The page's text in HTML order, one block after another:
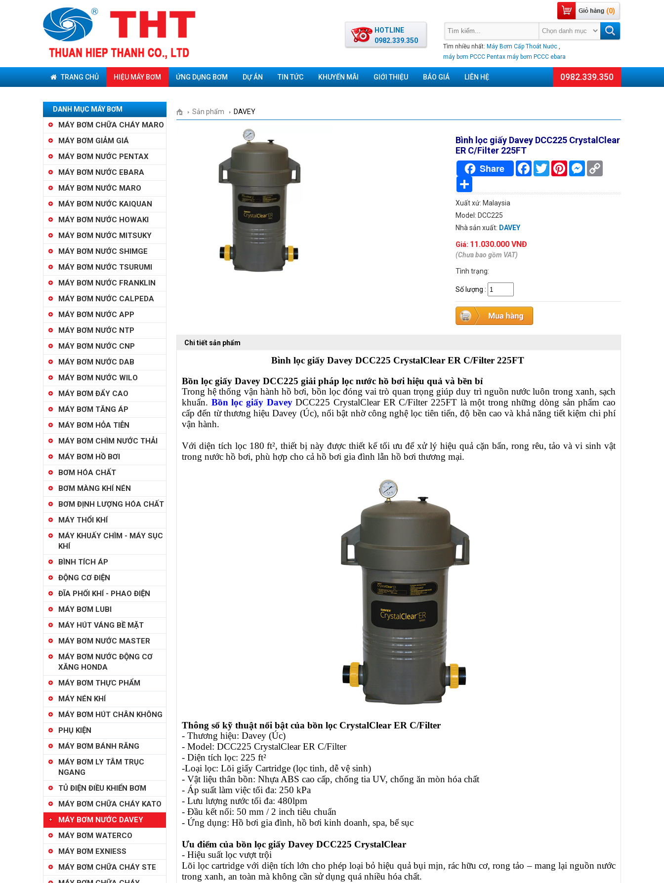
(0)
Tìm nhiều nhất: Máy Bơm Cấp Thoát Nước ,
máy bơm PCCC Pentax máy bơm PCCC ebara
HOTLINE
0982.339.350
TRANG CHỦ HIỆU MÁY BƠM ỨNG DỤNG BƠM DỰ ÁN TIN TỨC KHUYẾN MÃI GIỚI THIỆU BÁO GIÁ LIÊN HỆ 0982.339.350
DANH MỤC MÁY BƠM
MÁY BƠM CHỮA CHÁY MARO
MÁY BƠM GIẢM GIÁ
MÁY BƠM NƯỚC PENTAX
MÁY BƠM NƯỚC EBARA
MÁY BƠM NƯỚC MARO
MÁY BƠM NƯỚC KAIQUAN
MÁY BƠM NƯỚC HOWAKI
MÁY BƠM NƯỚC MITSUKY
MÁY BƠM NƯỚC SHIMGE
MÁY BƠM NƯỚC TSURUMI
MÁY BƠM NƯỚC FRANKLIN
MÁY BƠM NƯỚC CALPEDA
MÁY BƠM NƯỚC APP
MÁY BƠM NƯỚC NTP
MÁY BƠM NƯỚC CNP
MÁY BƠM NƯỚC DAB
MÁY BƠM NƯỚC WILO
MÁY BƠM ĐẨY CAO
MÁY BƠM TĂNG ÁP
MÁY BƠM HỎA TIỄN
MÁY BƠM CHÌM NƯỚC THẢI
MÁY BƠM HỒ BƠI
BƠM HÓA CHẤT
BƠM MÀNG KHÍ NÉN
BƠM ĐỊNH LƯỢNG HÓA CHẤT
MÁY THỔI KHÍ
MÁY KHUẤY CHÌM - MÁY SỤC
KHÍ
BÌNH TÍCH ÁP
ĐỘNG CƠ ĐIỆN
ĐĨA PHỐI KHÍ - PHAO ĐIỆN
MÁY BƠM LUBI
MÁY HÚT VÁNG BỀ MẶT
MÁY BƠM NƯỚC MASTER
MÁY BƠM NƯỚC ĐỘNG CƠ
XĂNG HONDA
MÁY BƠM THỰC PHẨM
MÁY NÉN KHÍ
MÁY BƠM HÚT CHÂN KHÔNG
PHỤ KIỆN
MÁY BƠM BÁNH RĂNG
MÁY BƠM LY TÂM TRỤC
NGANG
TỦ ĐIỆN ĐIỀU KHIỂN BƠM
MÁY BƠM CHỮA CHÁY KATO
MÁY BƠM NƯỚC DAVEY
MÁY BƠM WATERCO
MÁY BƠM EXNIESS
MÁY BƠM CHỮA CHÁY STE
Sản phẩm DAVEY
Bình lọc giấy Davey DCC225 CrystalClear
ER C/Filter 225FT
Share FacebookTwitterPinterestMessenger
Xuất xứ: Malaysia
Model: DCC225
Nhà sản xuất: DAVEY
Giá: 11.030.000 VNĐ
(Chưa bao gồm VAT)
Tình trạng:
Số lượng :
Chi tiết sản phẩm
Bình lọc giấy Davey DCC225 CrystalClear ER C/Filter 225FT
Bồn lọc giấy Davey DCC225 giải pháp lọc nước hồ bơi hiệu quả và bền bỉ
Trong hệ thống vận hành hồ bơi, bồn lọc đóng vai trò quan trọng giúp duy trì nguồn nước luôn trong xanh, sạch
khuẩn. Bồn lọc giấy Davey DCC225 CrystalClear ER C/Filter 225FT là một trong những dòng sản phẩm cao
cấp đến từ thương hiệu Davey (Úc), nổi bật nhờ công nghệ lọc tiên tiến, độ bền cao và khả năng tiết kiệm chi phí
vận hành.
Với diện tích lọc 180 ft², thiết bị này được thiết kế tối ưu để xử lý hiệu quả cặn bẩn, rong rêu, tảo và vi sinh vật
trong nước hồ bơi, phù hợp cho cả hồ bơi gia đình lẫn hồ bơi thương mại.
Thông số kỹ thuật nổi bật của bồn lọc CrystalClear ER C/Filter
- Thương hiệu: Davey (Úc)
- Model: DCC225 CrystalClear ER C/Filter
- Diện tích lọc: 225 ft²
-Loại lọc: Lõi giấy Cartridge (lọc tinh, dễ vệ sinh)
- Vật liệu thân bồn: Nhựa ABS cao cấp, chống tia UV, chống ăn mòn hóa chất
- Áp suất làm việc tối đa: 250 kPa
- Lưu lượng nước tối đa: 480lpm
- Đầu kết nối: 50 mm / 2 inch tiêu chuẩn
- Ứng dụng: Hồ bơi gia đình, hồ bơi kinh doanh, spa, bể sục
Ưu điểm của bồn lọc giấy Davey DCC225 CrystalClear
- Hiệu suất lọc vượt trội
Lõi lọc cartridge với diện tích lớn cho phép loại bỏ hiệu quả bụi mịn, rác hữu cơ, rong tảo – mang lại nguồn nước
trong xanh, an toàn mà không cần sử dụng quá nhiều hóa chất.